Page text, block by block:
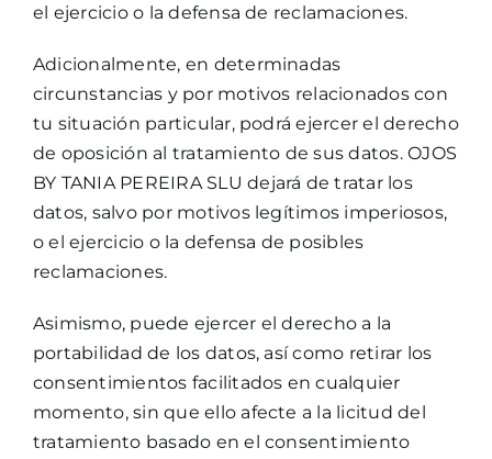
el ejercicio o la defensa de reclamaciones.
Adicionalmente, en determinadas
circunstancias y por motivos relacionados con
tu situación particular, podrá ejercer el derecho
de oposición al tratamiento de sus datos. OJOS
BY TANIA PEREIRA SLU dejará de tratar los
datos, salvo por motivos legítimos imperiosos,
o el ejercicio o la defensa de posibles
reclamaciones.
Asimismo, puede ejercer el derecho a la
portabilidad de los datos, así como retirar los
consentimientos facilitados en cualquier
momento, sin que ello afecte a la licitud del
tratamiento basado en el consentimiento